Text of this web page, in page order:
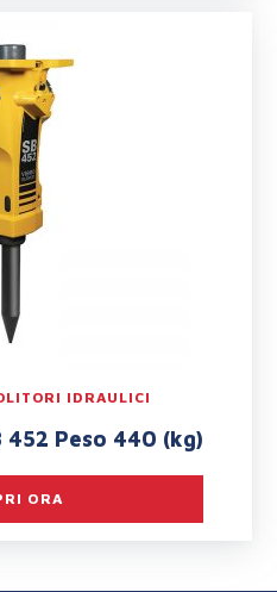
IDRAULICI
452 Peso 440 (kg)
ORA